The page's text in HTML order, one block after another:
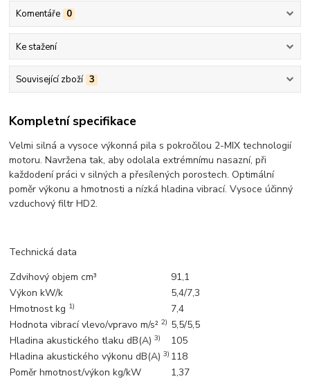
Komentáře 0
Ke stažení
Související zboží 3
Kompletní specifikace
Velmi silná a vysoce výkonná pila s pokročilou 2-MIX technologií
motoru. Navržena tak, aby odolala extrémnímu nasazní, při
každodení práci v silných a přesílených porostech. Optimální
poměr výkonu a hmotnosti a nízká hladina vibrací. Vysoce účinný
vzduchový filtr HD2.
Technická data
Zdvihový objem cm³
91,1
Výkon kW/k
5,4/7,3
Hmotnost kg 1)
7,4
Hodnota vibrací vlevo/vpravo m/s²2) 5,5/5,5
Hladina akustického tlaku dB(A)3)
105
Hladina akustického výkonu dB(A)3) 118
Poměr hmotnost/výkon kg/kW
1,37